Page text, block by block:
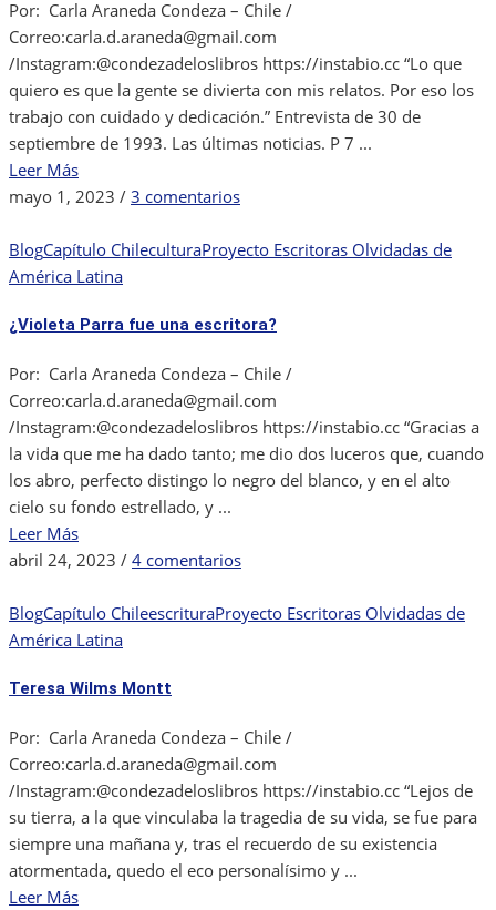
Por: Carla Araneda Condeza – Chile /
Correo:carla.d.araneda@gmail.com
/Instagram:@condezadeloslibros https://instabio.cc “Lo que
quiero es que la gente se divierta con mis relatos. Por eso los
trabajo con cuidado y dedicación.” Entrevista de 30 de
septiembre de 1993. Las últimas noticias. P 7 ...
Leer Más
mayo 1, 2023 / 3 comentariosen
Santaella,
prolífica.
BlogCapítulo ChileculturaProyecto Escritoras Olvidadas de
América Latina
¿Violeta Parra fue una escritora?
Por: Carla Araneda Condeza – Chile /
Correo:carla.d.araneda@gmail.com
/Instagram:@condezadeloslibros https://instabio.cc “Gracias a
la vida que me ha dado tanto; me dio dos luceros que, cuando
los abro, perfecto distingo lo negro del blanco, y en el alto
cielo su fondo estrellado, y ...
Leer Más
abril 24, 2023 / 4 comentariosen
Parra
BlogCapítulo ChileescrituraProyecto Escritoras Olvidadas de
América Latina
Teresa Wilms Montt
Por: Carla Araneda Condeza – Chile /
Correo:carla.d.araneda@gmail.com
/Instagram:@condezadeloslibros https://instabio.cc “Lejos de
su tierra, a la que vinculaba la tragedia de su vida, se fue para
siempre una mañana y, tras el recuerdo de su existencia
atormentada, quedo el eco personalísimo y ...
Leer Más